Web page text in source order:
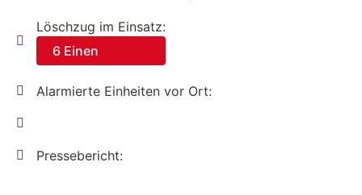
Löschzug im Einsatz:
6 Einen
Alarmierte Einheiten vor Ort:
Pressebericht: